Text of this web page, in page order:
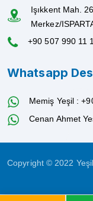
Işıkkent Mah.
Merkez/
+90 507 990 11
Whatsapp
Memiş Yeşil :
Cenan Ahmet
Copyright © 2022